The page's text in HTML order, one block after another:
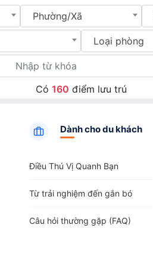
Phường/Xã
Loại phòng
Có 160 điểm lưu trú
Dành cho du khách
Điều Thú Vị Quanh Bạn
Từ trải nghiệm đến gắn bó
Câu hỏi thường gặp (FAQ)